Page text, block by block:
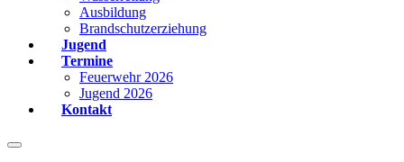
Ausbildung
Brandschutzerziehung
Jugend
Termine
Feuerwehr 2026
Jugend 2026
Kontakt